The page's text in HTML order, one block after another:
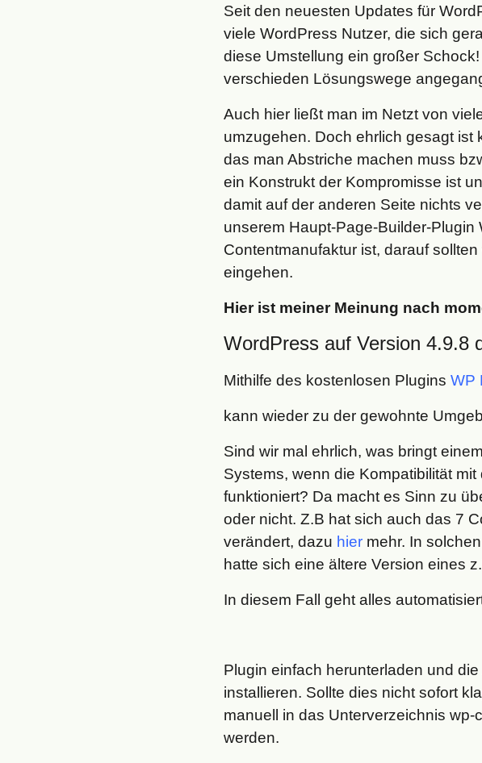
Seit den neuesten Updates für
viele WordPress Nutzer, die sich
diese Umstellung ein großer
verschieden Lösungswege
Auch hier ließt man im Netzt von
umzugehen. Doch ehrlich gesagt ist
das man Abstriche machen muss
ein Konstrukt der Kompromisse ist
damit auf der anderen Seite nichts
unserem Haupt-Page-Builder-
Contentmanufaktur ist, darauf
eingehen.
Hier ist meiner Meinung nach
WordPress auf Version 4.9.8
Mithilfe des kostenlosen Plugins WP
kann wieder zu der gewohnte
Sind wir mal ehrlich, was bringt
Systems, wenn die Kompatibilität
funktioniert? Da macht es Sinn zu
oder nicht. Z.B hat sich auch das 7
verändert, dazu hiermehr. In
hatte sich eine ältere Version eines
In diesem Fall geht alles
Plugin einfach herunterladen und
installieren. Sollte dies nicht sofort
manuell in das Unterverzeichnis
werden.